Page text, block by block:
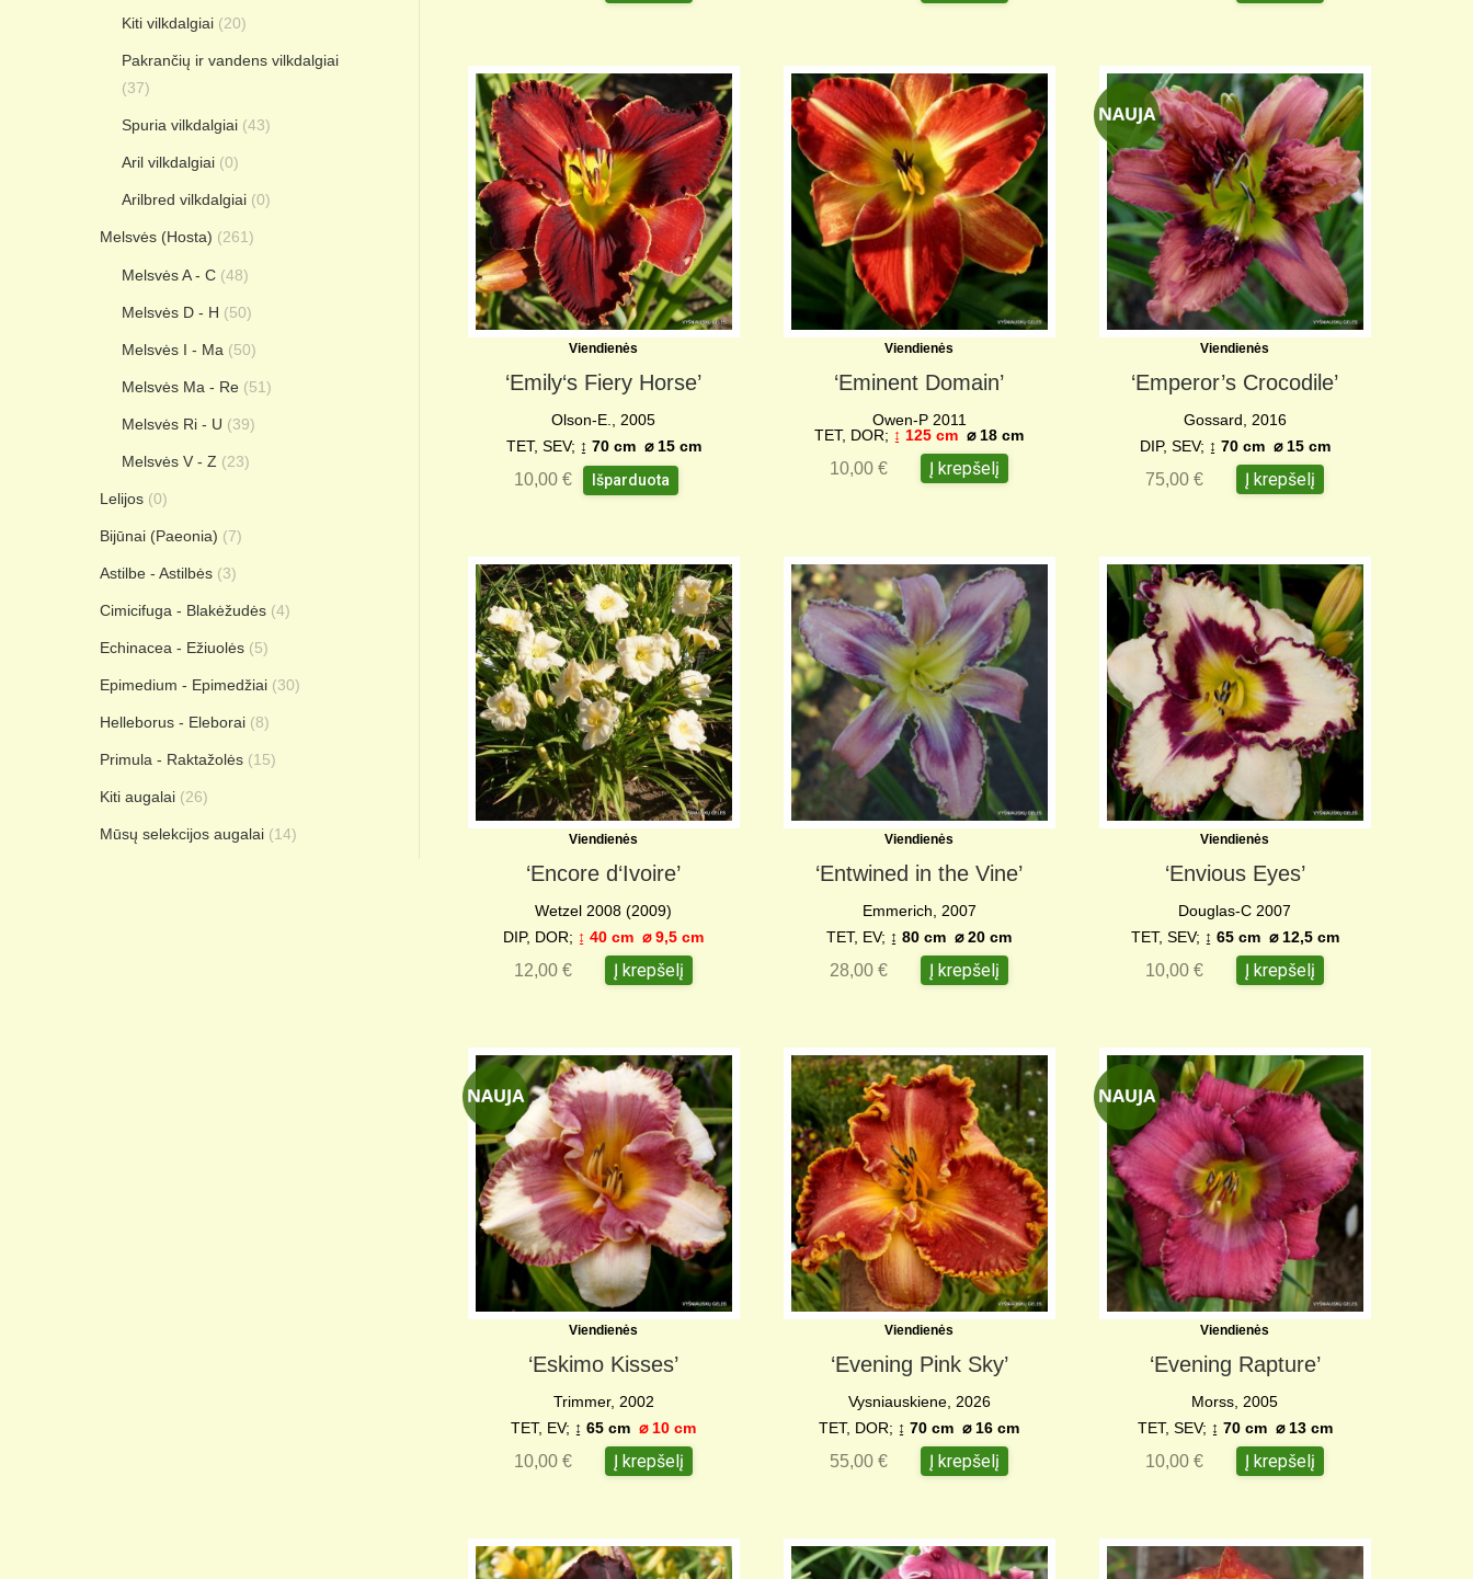
Viendienės
‘Emily‘s Fiery Horse’
Olson-E., 2005
TET, SEV; ↨ 70 cm ⌀ 15 cm
10,00€ Išparduota
Viendienės
‘Eminent Domain’
Owen-P 2011
TET, DOR; ↨ 125 cm ⌀18 cm
10,00€ Į krepšelį
Viendienės
‘Emperor’s Crocodile’
Gossard, 2016
DIP, SEV; ↨ 70 cm ⌀15 cm
75,00€ Į krepšelį
Viendienės
‘Encore d‘Ivoire’
Wetzel 2008 (2009)
DIP, DOR; ↨ 40 cm ⌀ 9,5 cm
12,00€ Į krepšelį
Viendienės
‘Entwined in the Vine’
Emmerich, 2007
TET, EV; ↨ 80 cm⌀20 cm
28,00€ Į krepšelį
Viendienės
‘Envious Eyes’
Douglas-C 2007
TET, SEV; ↨ 65 cm ⌀ 12,5 cm
10,00€ Į krepšelį
Viendienės
‘Eskimo Kisses’
Trimmer, 2002
TET, EV; ↨ 65 cm⌀10 cm
10,00€ Į krepšelį
Viendienės
‘Evening Pink Sky’
Vysniauskiene, 2026
TET, DOR; ↨ 70 cm⌀ 16 cm
55,00€ Į krepšelį
Viendienės
‘Evening Rapture’
Morss, 2005
TET, SEV; ↨ 70 cm ⌀13 cm
10,00€ Į krepšelį
Kiti vilkdalgiai (20)
Pakrančių ir vandens vilkdalgiai
(37)
Spuria vilkdalgiai (43)
Aril vilkdalgiai (0)
Arilbred vilkdalgiai (0)
Melsvės (Hosta) (261)
Melsvės A - C (48)
Melsvės D - H (50)
Melsvės I - Ma (50)
Melsvės Ma - Re (51)
Melsvės Ri - U (39)
Melsvės V - Z (23)
Lelijos (0)
Bijūnai (Paeonia) (7)
Astilbe - Astilbės (3)
Cimicifuga - Blakėžudės (4)
Echinacea - Ežiuolės (5)
Epimedium - Epimedžiai (30)
Helleborus - Eleborai (8)
Primula - Raktažolės (15)
Kiti augalai (26)
Mūsų selekcijos augalai (14)